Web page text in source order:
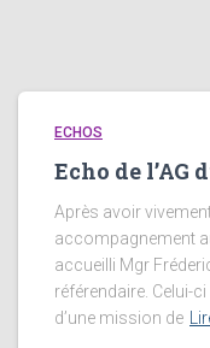
ECHOS
Echo de l’AG
Après avoir
accompagnement
accueilli Mgr
référendaire. Celui-
d’une mission de